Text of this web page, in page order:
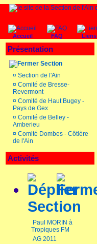
Accueil FAQ Liens
Présentation
Section
¤ Section de l'Ain
¤ Comité de Bresse-
Revermont
¤ Comité de Haut Bugey -
Pays de Gex
¤ Comité de Belley -
Amberieu
¤ Comité Dombes - Côtière
de l'Ain
Activités
Section
Paul MORIN à
Tropiques FM
AG 2011